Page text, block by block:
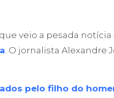
veio a pesada notícia
. O jornalista Alexandre
pelo filho do